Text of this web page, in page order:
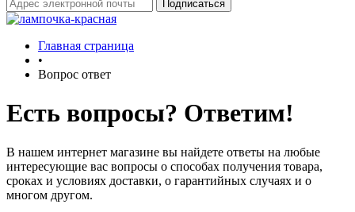
Главная страница
•
Вопрос ответ
Есть вопросы? Ответим!
В нашем интернет магазине вы найдете ответы на любые
интересующие вас вопросы о способах получения товара,
сроках и условиях доставки, о гарантийных случаях и о
многом другом.